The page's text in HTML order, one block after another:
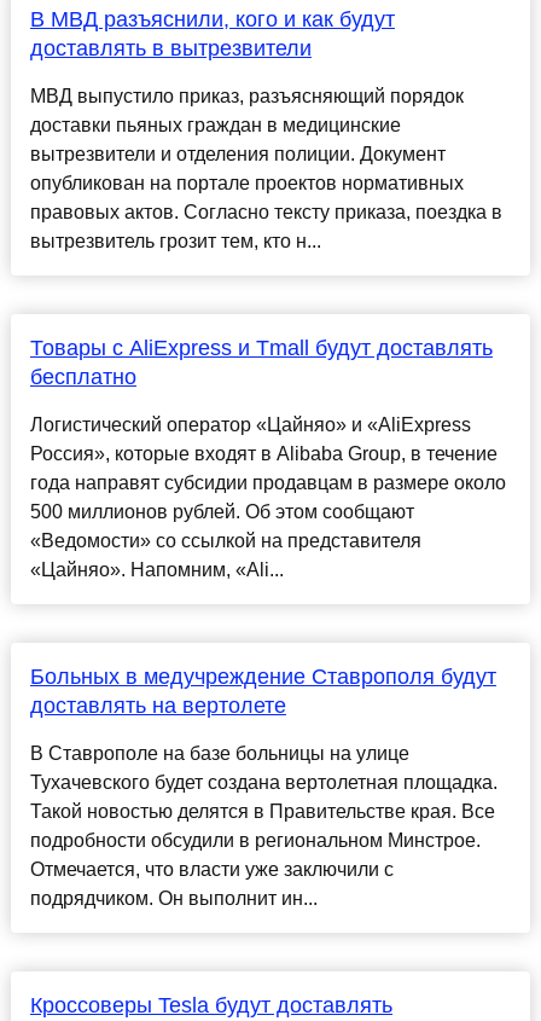
В МВД разъяснили, кого и как будут
доставлять в вытрезвители
МВД выпустило приказ, разъясняющий порядок
доставки пьяных граждан в медицинские
вытрезвители и отделения полиции. Документ
опубликован на портале проектов нормативных
правовых актов. Согласно тексту приказа, поездка в
вытрезвитель грозит тем, кто н...
Товары с AliExpress и Tmall будут доставлять
бесплатно
Логистический оператор «Цайняо» и «AliExpress
Россия», которые входят в Alibaba Group, в течение
года направят субсидии продавцам в размере около
500 миллионов рублей. Об этом сообщают
«Ведомости» со ссылкой на представителя
«Цайняо». Напомним, «Ali...
Больных в медучреждение Ставрополя будут
доставлять на вертолете
В Ставрополе на базе больницы на улице
Тухачевского будет создана вертолетная площадка.
Такой новостью делятся в Правительстве края. Все
подробности обсудили в региональном Минстрое.
Отмечается, что власти уже заключили с
подрядчиком. Он выполнит ин...
Кроссоверы Tesla будут доставлять